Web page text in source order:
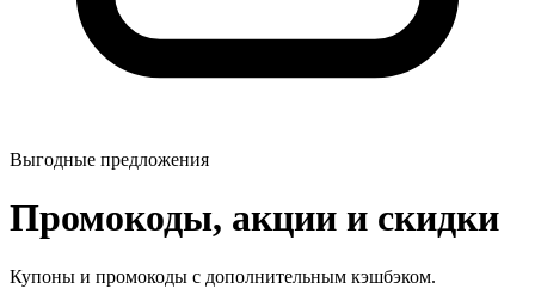
Выгодные предложения
Промокоды, акции и скидки
Купоны и промокоды с дополнительным кэшбэком.